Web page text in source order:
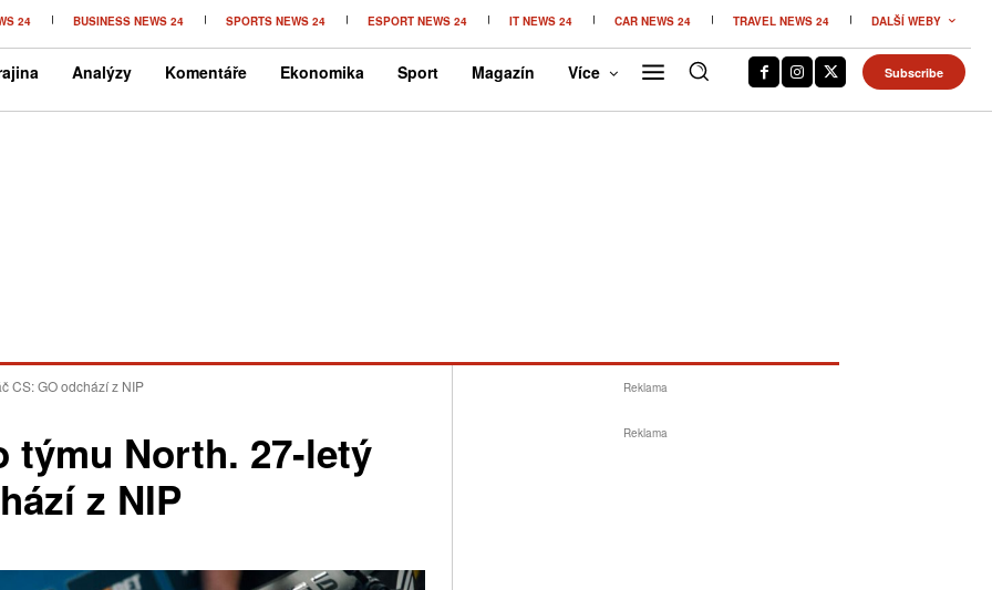
24 BUSINESS NEWS 24 SPORTS NEWS 24 ESPORT NEWS 24 IT NEWS 24 CAR NEWS 24 TRAVEL NEWS 24 DALŠÍ WEBY
Analýzy Komentáře Ekonomika Sport Magazín Více Subscribe
CS: GO odchází z NIP
týmu North. 27-letý
z NIP
Reklama
Reklama